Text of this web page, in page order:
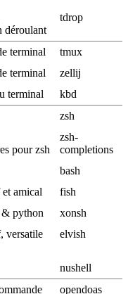
déroulant
tdrop
terminal
tmux
terminal
zellij
terminal
kbd
zsh
pour zsh
zsh-
completions
bash
amical
fish
& python
xonsh
versatile
elvish
nushell
opendoas